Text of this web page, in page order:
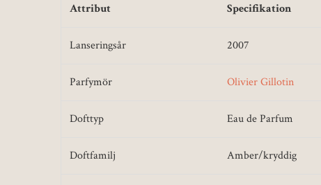
Attribut Specifikation
Lanseringsår 2007
Parfymör Olivier Gillotin
Dofttyp Eau de Parfum
Doftfamilj Amber/kryddig